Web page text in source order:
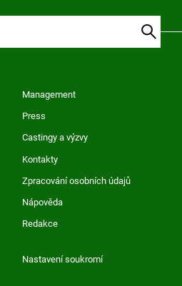
Management
Press
Castingy a výzvy
Kontakty
Zpracování osobních údajů
Nápověda
Redakce
Nastavení soukromí